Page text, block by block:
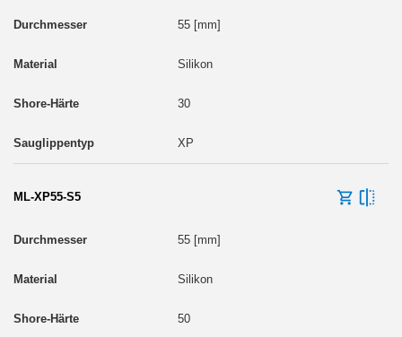
55 [mm]
Silikon
30
XP
ML-XP55-S5
55 [mm]
Silikon
50